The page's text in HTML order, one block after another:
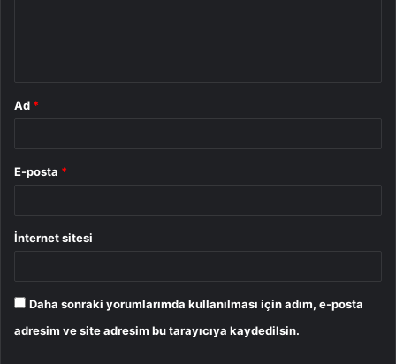
Ad *
E-posta *
İnternet sitesi
Daha sonraki yorumlarımda kullanılması için adım, e-posta
adresim ve site adresim bu tarayıcıya kaydedilsin.